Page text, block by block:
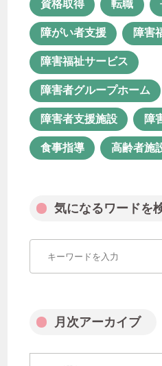
食事指導 高齢者施
気になるワードを検
資格取得 転職
障がい者支援 障害
障害福祉サービス
障害者グループホーム
障害者支援施設 障
食事指導 高齢者施
気になるワードを
月次アーカイブ